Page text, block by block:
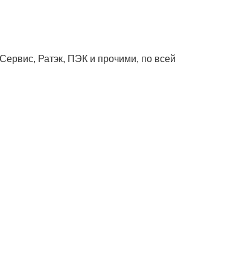
Ратэк, ПЭК и прочими, по всей